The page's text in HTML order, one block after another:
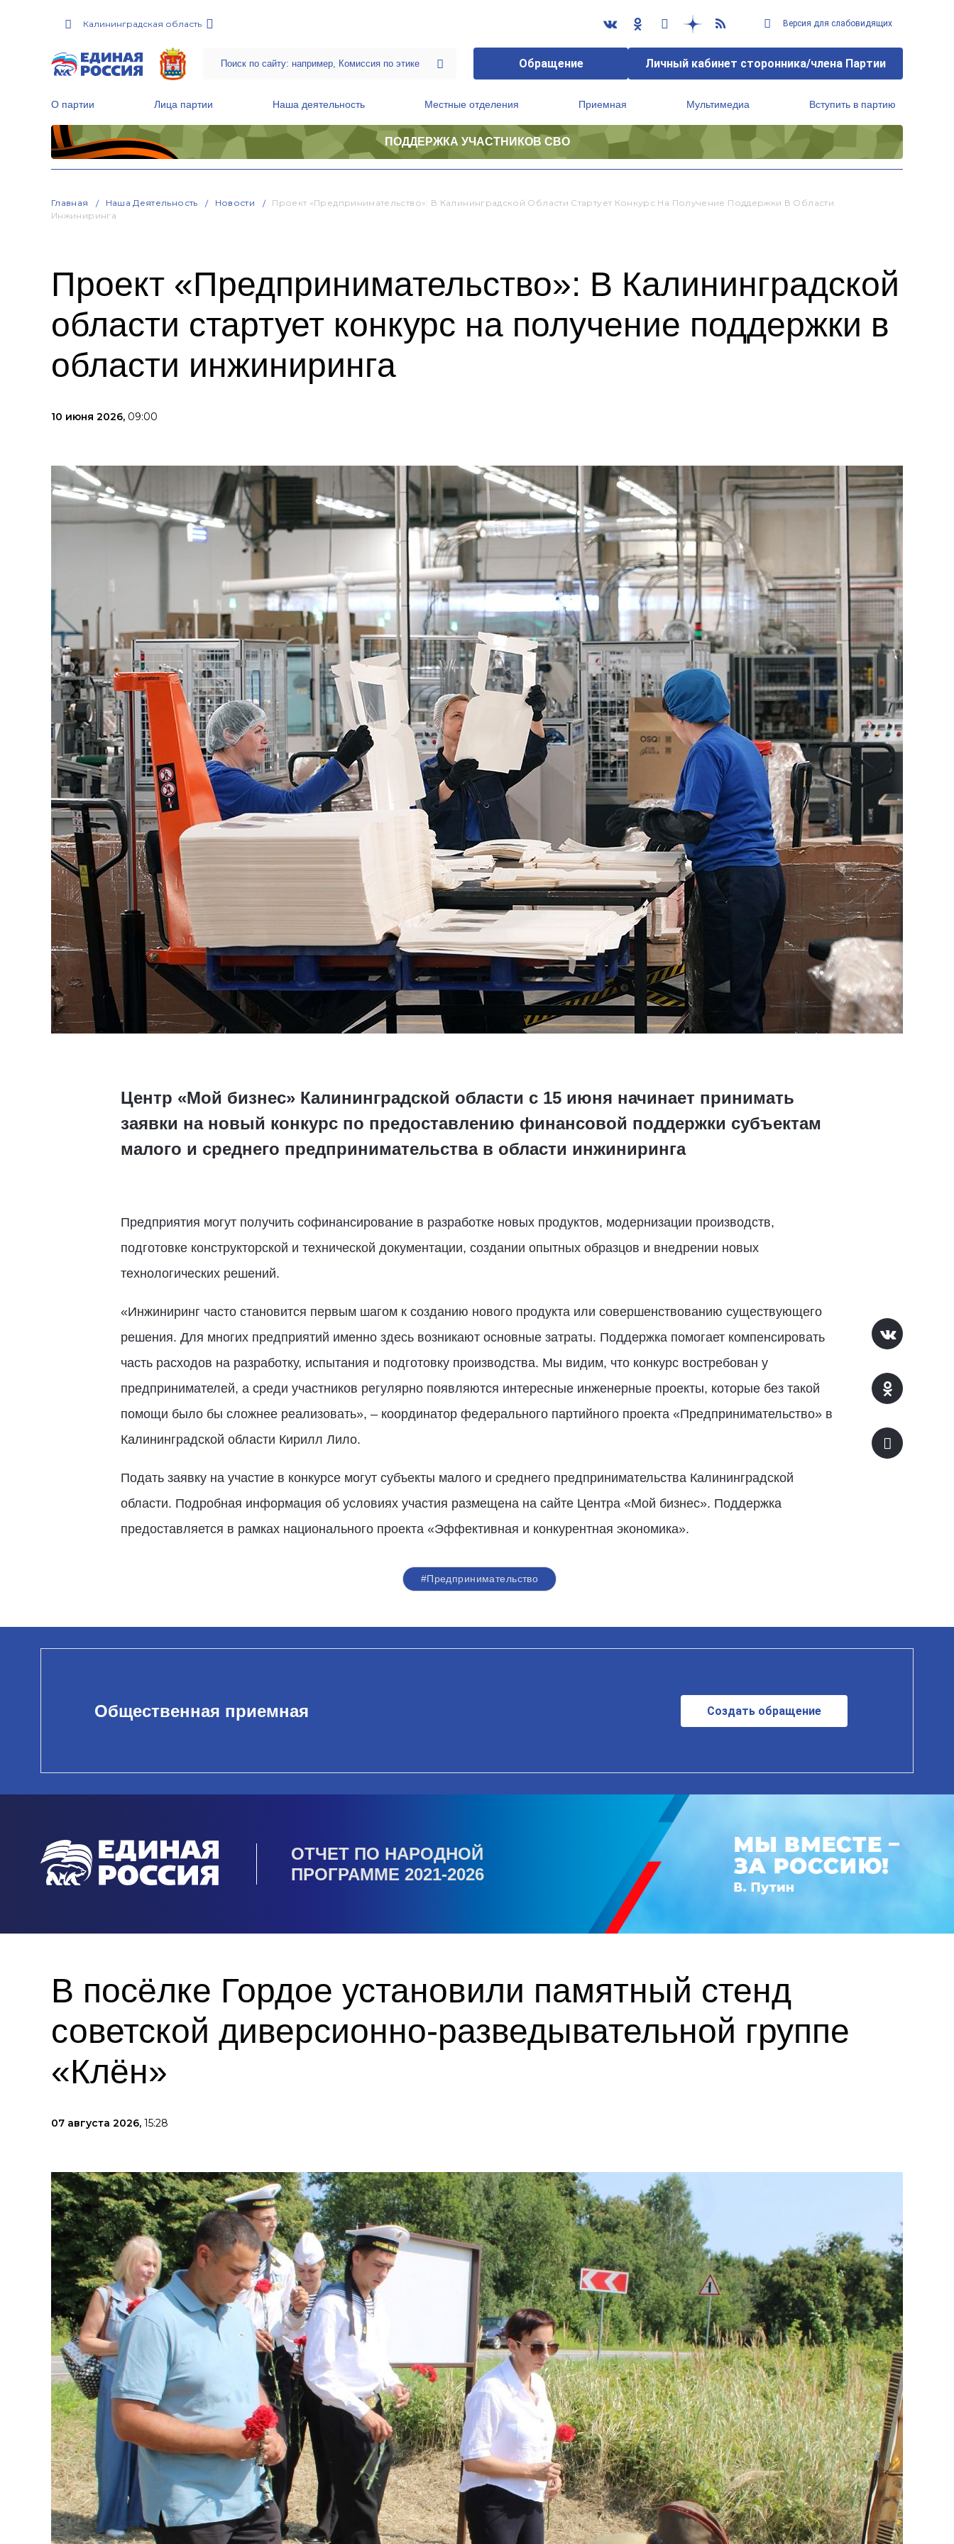
Калининградская область Версия для слабовидящих
Обращение Личный кабинет сторонника/члена Партии
О партии Лица партии Наша деятельность Местные отделения Приемная Мультимедиа Вступить в партию
ПОДДЕРЖКА УЧАСТНИКОВ СВО
Главная Наша Деятельность Новости
Проект «Предпринимательство»: В Калининградской Области Стартует Конкурс На Получение Поддержки В Области
Инжиниринга
Проект «Предпринимательство»: В Калининградской
области стартует конкурс на получение поддержки в
области инжиниринга
10 июня 2026, 09:00
Центр «Мой бизнес» Калининградской области с 15 июня начинает принимать
заявки на новый конкурс по предоставлению финансовой поддержки субъектам
малого и среднего предпринимательства в области инжиниринга
Предприятия могут получить софинансирование в разработке новых продуктов, модернизации производств,
подготовке конструкторской и технической документации, создании опытных образцов и внедрении новых
технологических решений.
«Инжиниринг часто становится первым шагом к созданию нового продукта или совершенствованию существующего
решения. Для многих предприятий именно здесь возникают основные затраты. Поддержка помогает компенсировать
часть расходов на разработку, испытания и подготовку производства. Мы видим, что конкурс востребован у
предпринимателей, а среди участников регулярно появляются интересные инженерные проекты, которые без такой
помощи было бы сложнее реализовать», – координатор федерального партийного проекта «Предпринимательство» в
Калининградской области Кирилл Лило.
Подать заявку на участие в конкурсе могут субъекты малого и среднего предпринимательства Калининградской
области. Подробная информация об условиях участия размещена на сайте Центра «Мой бизнес». Поддержка
предоставляется в рамках национального проекта «Эффективная и конкурентная экономика».
#Предпринимательство
Общественная приемная Создать обращение
ОТЧЕТ ПО НАРОДНОЙ
ПРОГРАММЕ 2021-2026
В посёлке Гордое установили памятный стенд
советской диверсионно-разведывательной группе
«Клён»
07 августа 2026, 15:28